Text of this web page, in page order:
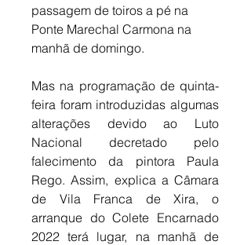
passagem de toiros a pé na
Ponte Marechal Carmona na
manhã de domingo.
Mas na programação de quinta-
feira foram introduzidas algumas
alterações devido ao Luto
Nacional decretado pelo
falecimento da pintora Paula
Rego. Assim, explica a Câmara
de Vila Franca de Xira, o
arranque do Colete Encarnado
2022 terá lugar, na manhã de